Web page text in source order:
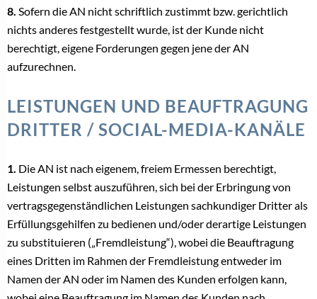
8. Sofern die AN nicht schriftlich zustimmt bzw. gerichtlich
nichts anderes festgestellt wurde, ist der Kunde nicht
berechtigt, eigene Forderungen gegen jene der AN
aufzurechnen.
LEISTUNGEN UND BEAUFTRAGUNG
DRITTER / SOCIAL-MEDIA-KANÄLE
1. Die AN ist nach eigenem, freiem Ermessen berechtigt,
Leistungen selbst auszuführen, sich bei der Erbringung von
vertragsgegenständlichen Leistungen sachkundiger Dritter als
Erfüllungsgehilfen zu bedienen und/oder derartige Leistungen
zu substituieren („Fremdleistung“), wobei die Beauftragung
eines Dritten im Rahmen der Fremdleistung entweder im
Namen der AN oder im Namen des Kunden erfolgen kann,